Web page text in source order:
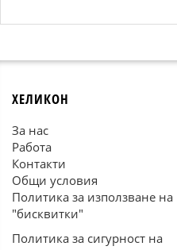
ХЕЛИКОН
За нас
Работа
Контакти
Общи условия
Политика за използване на
"бисквитки"
Политика за сигурност на